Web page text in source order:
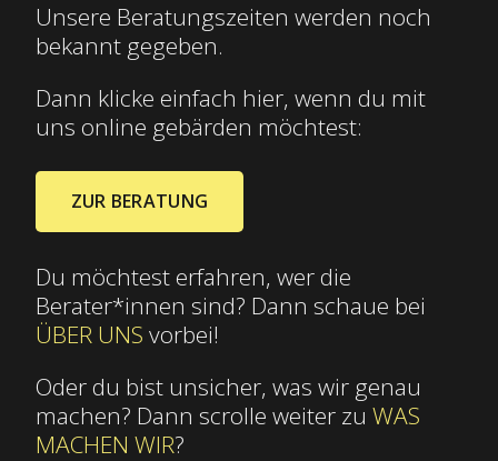
Unsere Beratungszeiten werden noch
bekannt gegeben.
Dann klicke einfach hier, wenn du mit
uns online gebärden möchtest:
ZUR BERATUNG
Du möchtest erfahren, wer die
Berater*innen sind? Dann schaue bei
ÜBER UNS vorbei!
Oder du bist unsicher, was wir genau
machen? Dann scrolle weiter zu WAS
MACHEN WIR?